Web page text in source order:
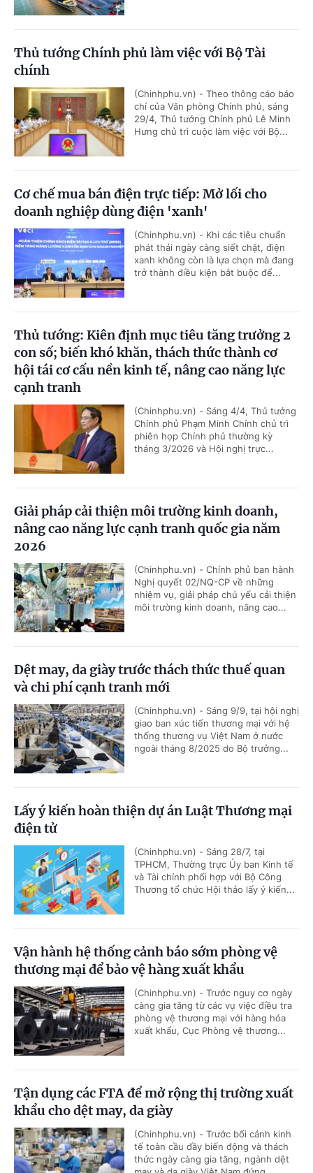
Thủ tướng Chính phủ làm việc với Bộ Tài
chính
(Chinhphu.vn) - Theo thông cáo báo
chí của Văn phòng Chính phủ, sáng
29/4, Thủ tướng Chính phủ Lê Minh
Hưng chủ trì cuộc làm việc với Bộ...
Cơ chế mua bán điện trực tiếp: Mở lối cho
doanh nghiệp dùng điện 'xanh'
(Chinhphu.vn) - Khi các tiêu chuẩn
phát thải ngày càng siết chặt, điện
xanh không còn là lựa chọn mà đang
trở thành điều kiện bắt buộc để...
Thủ tướng: Kiên định mục tiêu tăng trưởng 2
con số; biến khó khăn, thách thức thành cơ
hội tái cơ cấu nền kinh tế, nâng cao năng lực
cạnh tranh
(Chinhphu.vn) - Sáng 4/4, Thủ tướng
Chính phủ Phạm Minh Chính chủ trì
phiên họp Chính phủ thường kỳ
tháng 3/2026 và Hội nghị trực...
Giải pháp cải thiện môi trường kinh doanh,
nâng cao năng lực cạnh tranh quốc gia năm
2026
(Chinhphu.vn) - Chính phủ ban hành
Nghị quyết 02/NQ-CP về những
nhiệm vụ, giải pháp chủ yếu cải thiện
môi trường kinh doanh, nâng cao...
Dệt may, da giày trước thách thức thuế quan
và chi phí cạnh tranh mới
(Chinhphu.vn) - Sáng 9/9, tại hội nghị
giao ban xúc tiến thương mại với hệ
thống thương vụ Việt Nam ở nước
ngoài tháng 8/2025 do Bộ trưởng...
Lấy ý kiến hoàn thiện dự án Luật Thương mại
điện tử
(Chinhphu.vn) - Sáng 28/7, tại
TPHCM, Thường trực Ủy ban Kinh tế
và Tài chính phối hợp với Bộ Công
Thương tổ chức Hội thảo lấy ý kiến...
Vận hành hệ thống cảnh báo sớm phòng vệ
thương mại để bảo vệ hàng xuất khẩu
(Chinhphu.vn) - Trước nguy cơ ngày
càng gia tăng từ các vụ việc điều tra
phòng vệ thương mại với hàng hóa
xuất khẩu, Cục Phòng vệ thương...
Tận dụng các FTA để mở rộng thị trường xuất
khẩu cho dệt may, da giày
(Chinhphu.vn) - Trước bối cảnh kinh
tế toàn cầu đầy biến động và thách
thức ngày càng gia tăng, ngành dệt